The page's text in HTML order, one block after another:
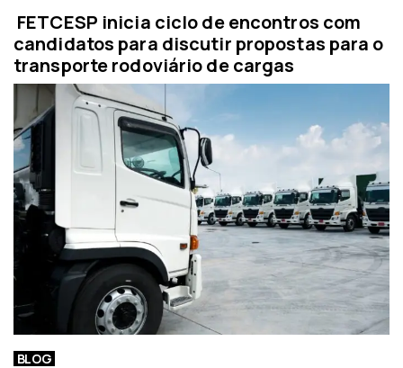
FETCESP inicia ciclo de encontros com
candidatos para discutir propostas para o
transporte rodoviário de cargas
BLOG